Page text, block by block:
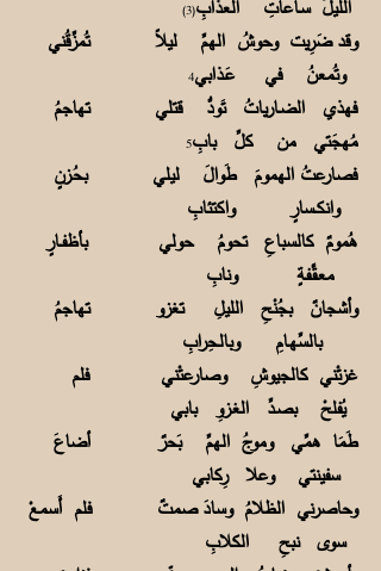
الليلُ سـاعاتِ العذابِ(3)
وقد ضَرِيت وحوشُ الهمِّ ليلاً تُمزِّقُني
وتُمعنُ في عَـذابي4
فهذي الضـارياتُ تَودُّ قتلي تهاجمُ
مُهجَتي من كلِّ بابِ5
فصارعتُ الهمومَ طَوالَ ليلي بحُـزنٍ
وانكــسارٍ واكتئابِ
هُمومٌ كالسباعِ تحومُ حولي بأظفــارٍ
معـقَّـفـةٍ ونابِ
وأشجانٌ بجُنْحِ الليلِ تغزو تهاجمُ
بالسِّهـامِ وبالـحِرابِ
غزتْني كالجيوشِ وصارعتْني فلم
يُفلحْ بصـدِّ الغـزوِ بابي
طَمَا همِّي وموجُ الهمِّ بَحرٌ أضاعَ
سفينتي وعلا رِكابي
وحاصرني الظلامُ وسادَ صمتٌ فلم أَسمعْ
سوى نبحِ الكلابِ